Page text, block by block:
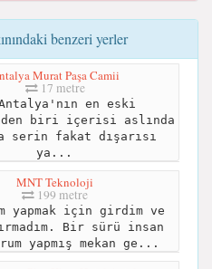
benzeri yerler
Murat Paşa Camii
17 metre
en eski
biri içerisi aslında
serin fakat dışarısı
ya...
MNT Teknoloji
199 metre
yapmak için girdim ve
Bir sürü insan
yapmış mekan ge...